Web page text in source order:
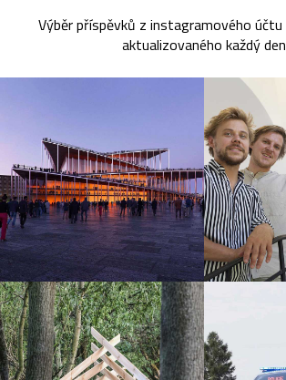
Výběr příspěvků z instagramového účtu
aktualizovaného každý den